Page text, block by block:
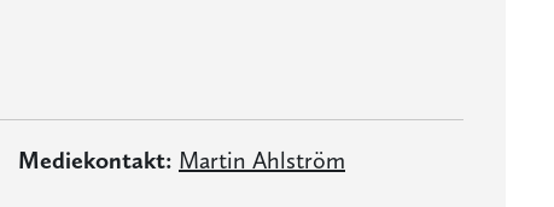
Mediekontakt: Martin Ahlström